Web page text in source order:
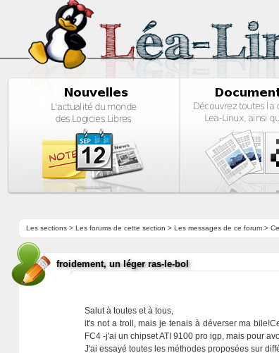
Les sections> Les forums de cette section > Les messages de ce forum>
froidement, un léger ras-le-bol
Salut à toutes et à tous,
it's not a troll, mais je tenais à déverser ma
FC4 -j'ai un chipset ATI 9100 pro igp, mais pour
J'ai essayé toutes les méthodes proposées sur